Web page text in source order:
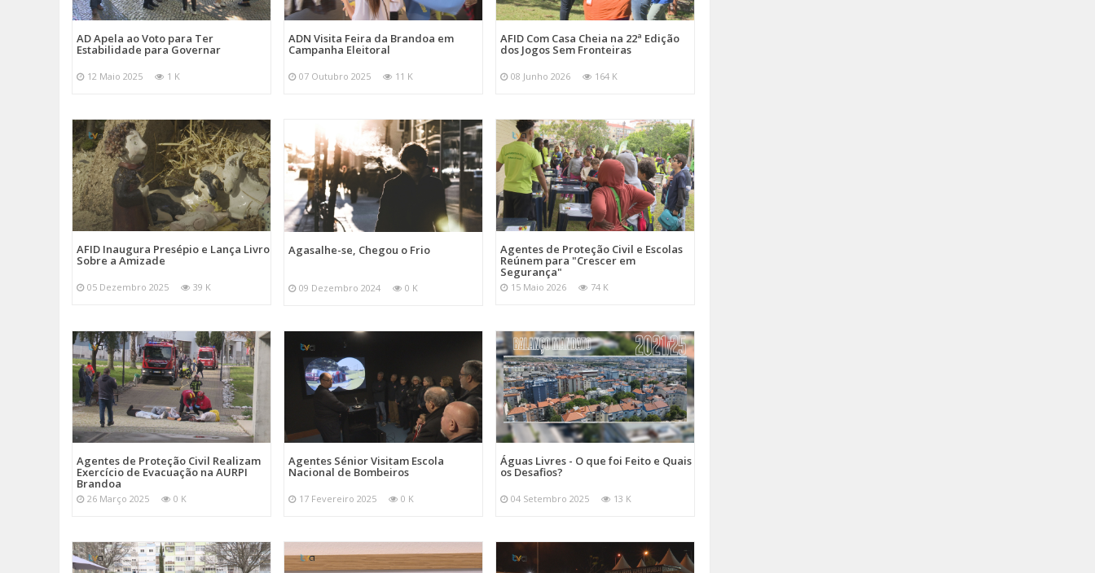
AD Apela ao Voto para Ter
Estabilidade para Governar
12 Maio 2025 1 K
ADN Visita Feira da Brandoa em
Campanha Eleitoral
07 Outubro 2025 11 K
AFID Com Casa Cheia na 22ª Edição
dos Jogos Sem Fronteiras
08 Junho 2026 164 K
AFID Inaugura Presépio e Lança Livro
Sobre a Amizade
05 Dezembro 2025 39 K
Agasalhe-se, Chegou o Frio
09 Dezembro 2024 0 K
Agentes de Proteção Civil e Escolas
Reúnem para "Crescer em
Segurança"
15 Maio 2026 74 K
Agentes de Proteção Civil Realizam
Exercício de Evacuação na AURPI
Brandoa
26 Março 2025 0 K
Agentes Sénior Visitam Escola
Nacional de Bombeiros
17 Fevereiro 2025 0 K
Águas Livres - O que foi Feito e Quais
os Desafios?
04 Setembro 2025 13 K